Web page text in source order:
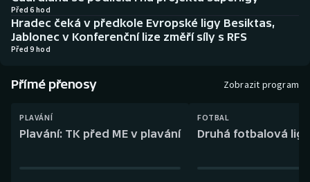
Boby a skeleton
Curling
Dostihy
AZ kvíz
Před 6 hod
Hradec čeká v předkole Evropské ligy Besiktas,
Jablonec v Konferenční lize změří síly s RFS
Před 9 hod
Přímé přenosy Zobrazit program
PLAVÁNÍ
Plavání: TK před ME v plavání
FOTBAL
Druhá fotbalová